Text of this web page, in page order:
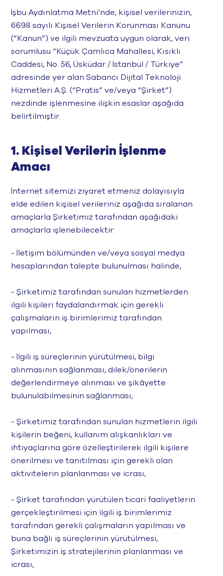
İşbu Aydınlatma Metni’nde, kişisel verilerinizin,
6698 sayılı Kişisel Verilerin Korunması Kanunu
(“Kanun”) ve ilgili mevzuata uygun olarak, veri
sorumlusu “Küçük Çamlıca Mahallesi, Kısıklı
Caddesi, No. 56, Üsküdar / İstanbul / Türkiye”
adresinde yer alan Sabancı Dijital Teknoloji
Hizmetleri A.Ş. (“Pratis” ve/veya “Şirket”)
nezdinde işlenmesine ilişkin esaslar aşağıda
belirtilmiştir.
1. Kişisel Verilerin İşlenme
Amacı
İnternet sitemizi ziyaret etmeniz dolayısıyla
elde edilen kişisel verileriniz aşağıda sıralanan
amaçlarla Şirketimiz tarafından aşağıdaki
amaçlarla işlenebilecektir:
- İletişim bölümünden ve/veya sosyal medya
hesaplarından talepte bulunulması halinde,
- Şirketimiz tarafından sunulan hizmetlerden
ilgili kişileri faydalandırmak için gerekli
çalışmaların iş birimlerimiz tarafından
yapılması,
- İlgili iş süreçlerinin yürütülmesi, bilgi
alınmasının sağlanması, dilek/önerilerin
değerlendirmeye alınması ve şikâyette
bulunulabilmesinin sağlanması,
- Şirketimiz tarafından sunulan hizmetlerin ilgili
kişilerin beğeni, kullanım alışkanlıkları ve
ihtiyaçlarına göre özelleştirilerek ilgili kişilere
önerilmesi ve tanıtılması için gerekli olan
aktivitelerin planlanması ve icrası,
- Şirket tarafından yürütülen ticari faaliyetlerin
gerçekleştirilmesi için ilgili iş birimlerimiz
tarafından gerekli çalışmaların yapılması ve
buna bağlı iş süreçlerinin yürütülmesi,
Şirketimizin iş stratejilerinin planlanması ve
icrası,